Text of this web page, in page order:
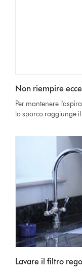
Non riempire
Per mantenere
lo sporco raggiunge il
Lavare il filtro